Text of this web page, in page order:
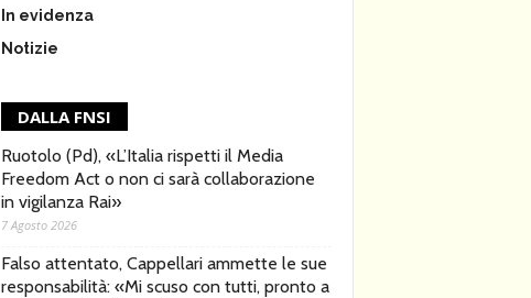
In evidenza
Notizie
DALLA FNSI
Ruotolo (Pd), «L’Italia rispetti il Media
Freedom Act o non ci sarà collaborazione
in vigilanza Rai»
7 Agosto 2026
Falso attentato, Cappellari ammette le sue
responsabilità: «Mi scuso con tutti, pronto a